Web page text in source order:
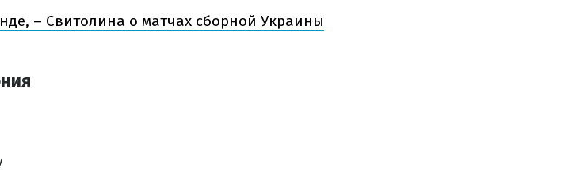
– Свитолина о матчах сборной Украины